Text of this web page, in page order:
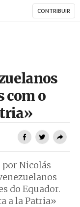
CONTRIBUIR
com o
Nicolás
do Equador.
a la Patria»